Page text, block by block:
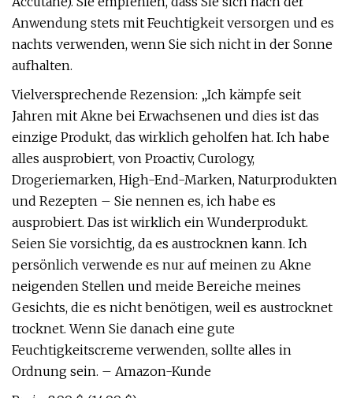
Anwendung stets mit Feuchtigkeit versorgen und es
nachts verwenden, wenn Sie sich nicht in der Sonne
aufhalten.
Vielversprechende Rezension: „Ich kämpfe seit
Jahren mit Akne bei Erwachsenen und dies ist das
einzige Produkt, das wirklich geholfen hat. Ich habe
alles ausprobiert, von Proactiv, Curology,
Drogeriemarken, High-End-Marken, Naturprodukten
und Rezepten – Sie nennen es, ich habe es
ausprobiert. Das ist wirklich ein Wunderprodukt.
Seien Sie vorsichtig, da es austrocknen kann. Ich
persönlich verwende es nur auf meinen zu Akne
neigenden Stellen und meide Bereiche meines
Gesichts, die es nicht benötigen, weil es austrocknet
trocknet. Wenn Sie danach eine gute
Feuchtigkeitscreme verwenden, sollte alles in
Ordnung sein. – Amazon-Kunde